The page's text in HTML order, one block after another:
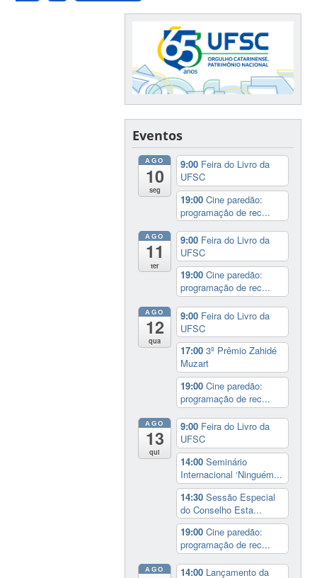
Eventos
AGO
10
seg
9:00 Feira do Livro da
UFSC
19:00Cine paredão:
programação de rec...
AGO
11
ter
9:00 Feira do Livro da
UFSC
19:00Cine paredão:
programação de rec...
AGO
12
qua
9:00 Feira do Livro da
UFSC
17:003º Prêmio Zahidé
Muzart
19:00Cine paredão:
programação de rec...
AGO
13
qui
9:00 Feira do Livro da
UFSC
14:00Seminário
Internacional ‘Ninguém...
14:30Sessão Especial
do Conselho Esta...
19:00Cine paredão:
programação de rec...
AGO 14:00 Lançamento da